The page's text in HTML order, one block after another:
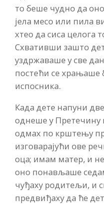
то беше чудно да
јела месо или пила
хтео да сиса целога
Схвативши зашто
уздржаваше у све
постећи се храњаше
испосника.
Када дете напуни
однеше у Претечину
одмах по крштењу
изговарајући ове
оца; имам матер, и
оно понављаше
чуђаху родитељи, и
предвиђаху да ће